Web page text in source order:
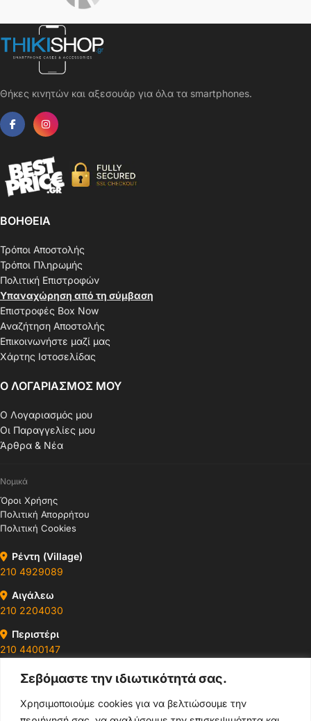
Σεβόμαστε την ιδιωτικότητά σας.
Χρησιμοποιούμε cookies για να βελτιώσουμε την
Θήκες κινητών και αξεσουάρ για όλα τα smartphones.
ΒΟΗΘΕΙΑ
Τρόποι Αποστολής
Τρόποι Πληρωμής
Πολιτική Επιστροφών
Υπαναχώρηση από τη σύμβαση
Επιστροφές Box Now
Αναζήτηση Αποστολής
Επικοινωνήστε μαζί μας
Χάρτης Ιστοσελίδας
Ο ΛΟΓΑΡΙΑΣΜΟΣ ΜΟΥ
Ο Λογαριασμός μου
Οι Παραγγελίες μου
Άρθρα & Νέα
Νομικά
Όροι Χρήσης
Πολιτική Απορρήτου
Πολιτική Cookies
Ρέντη (Village)
210 4929089
Αιγάλεω
210 2204030
Περιστέρι
210 4400147
Ωράρια & Διευθύνσεις →